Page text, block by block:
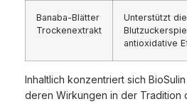
Banaba-Blätter
Trockenextrakt
Unterstützt
antioxidative
Inhaltlich konzentriert sich
deren Wirkungen in der Tradition